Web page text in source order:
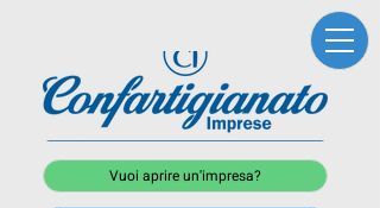
Vuoi aprire un'impresa?